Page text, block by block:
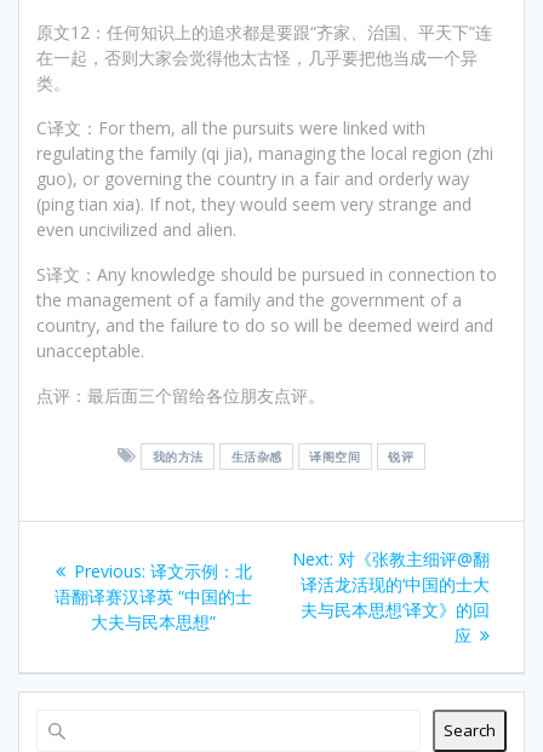
原文12：任何知识上的追求都是要跟“齐家、治国、平天下”连
在一起，否则大家会觉得他太古怪，几乎要把他当成一个异
类。
C译文：For them, all the pursuits were linked with
regulating the family (qi jia), managing the local region (zhi
guo), or governing the country in a fair and orderly way
(ping tian xia). If not, they would seem very strange and
even uncivilized and alien.
S译文：Any knowledge should be pursued in connection to
the management of a family and the government of a
country, and the failure to do so will be deemed weird and
unacceptable.
点评：最后面三个留给各位朋友点评。
我的方法 生活杂感 译阁空间 锐评
navigation
Previous: Previous
post:
译文示例：北
语翻译赛汉译英 “中国的士
大夫与民本思想”
Next: Next
post:
对《张教主细评@翻
译活龙活现的‘中国的士大
夫与民本思想’译文》的回
应
Search